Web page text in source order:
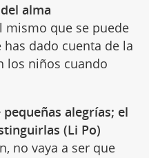
alma
mismo que se puede
dado cuenta de la
los niños cuando
alegrías; el
(Li Po)
no vaya a ser que